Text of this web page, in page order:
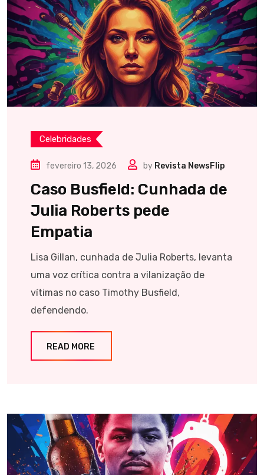
Celebridades
fevereiro 13, 2026 by Revista NewsFlip
Caso Busfield: Cunhada de
Julia Roberts pede
Empatia
Lisa Gillan, cunhada de Julia Roberts, levanta
uma voz crítica contra a vilanização de
vítimas no caso Timothy Busfield,
defendendo.
READ MORE